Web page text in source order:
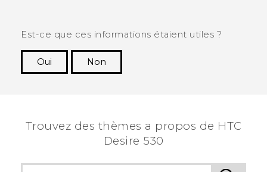
Est-ce que ces informations étaient utiles ?
Oui
Non
Trouvez des thèmes a propos de HTC
Desire 530